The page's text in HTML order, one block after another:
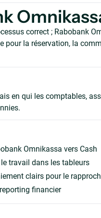
correct ; Rabobank
pour la réservation, la
en qui les comptables,
Omnikassa vers Cash
travail dans les tableurs
clairs pour le
financier